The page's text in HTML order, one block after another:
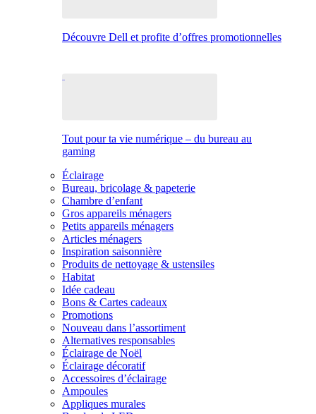
Découvre Dell et profite d’offres promotionnelles
Tout pour ta vie numérique – du bureau au
gaming
Éclairage
Bureau, bricolage & papeterie
Chambre d’enfant
Gros appareils ménagers
Petits appareils ménagers
Articles ménagers
Inspiration saisonnière
Produits de nettoyage & ustensiles
Habitat
Idée cadeau
Bons & Cartes cadeaux
Promotions
Nouveau dans l’assortiment
Alternatives responsables
Éclairage de Noël
Éclairage décoratif
Accessoires d’éclairage
Ampoules
Appliques murales